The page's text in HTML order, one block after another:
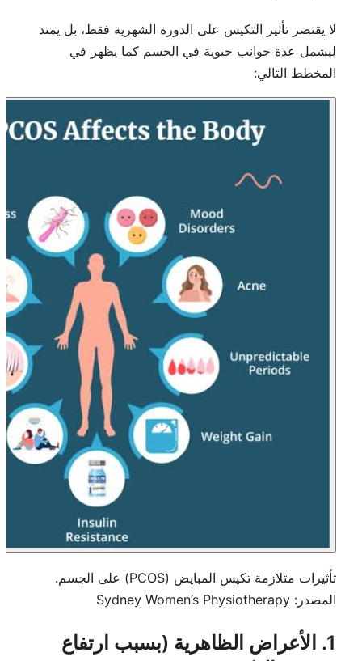
لا يقتصر تأثير التكيس على الدورة الشهرية فقط، بل يمتد
ليشمل عدة جوانب حيوية في الجسم كما يظهر في
المخطط التالي:
تأثيرات متلازمة تكيس المبايض (PCOS) على الجسم.
المصدر:
1. الأعراض الظاهرية (بسبب ارتفاع